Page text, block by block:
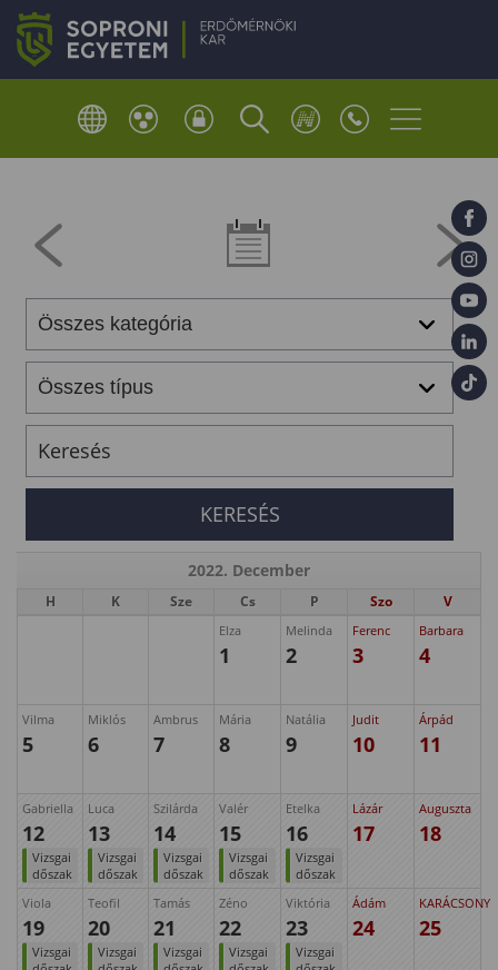
2022. December
H K Sze Cs P Szo V
Elza
1
Melinda
2
Ferenc
3
Barbara
4
Vilma
5
Miklós
6
Ambrus
7
Mária
8
Natália
9
Judit
10
Árpád
11
Gabriella
12
Vizsgai
dőszak
Luca
13
Vizsgai
dőszak
Szilárda
14
Vizsgai
dőszak
Valér
15
Vizsgai
dőszak
Etelka
16
Vizsgai
dőszak
Lázár
17
Auguszta
18
Viola
19
Vizsgai
Teofil
20
Vizsgai
Tamás
21
Vizsgai
Zéno
22
Vizsgai
Viktória
23
Vizsgai
Ádám
24
KARÁCSONY
25